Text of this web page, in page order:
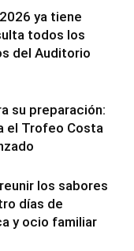
ya tiene
todos los
del Auditorio
su preparación:
el Trofeo Costa
los sabores
días de
y ocio familiar